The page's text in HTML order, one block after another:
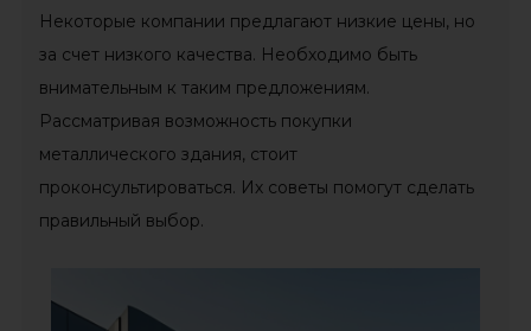
Некоторые компании предлагают низкие цены, но
за счет низкого качества. Необходимо быть
внимательным к таким предложениям.
Рассматривая возможность покупки
металлического здания, стоит
проконсультироваться. Их советы помогут сделать
правильный выбор.